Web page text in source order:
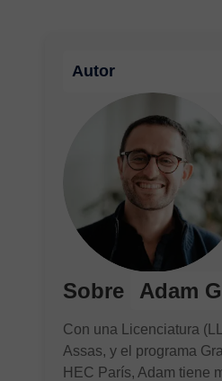
Autor
Sobre Adam
Con una Licenciatura
Assas, y el programa
HEC París, Adam tiene